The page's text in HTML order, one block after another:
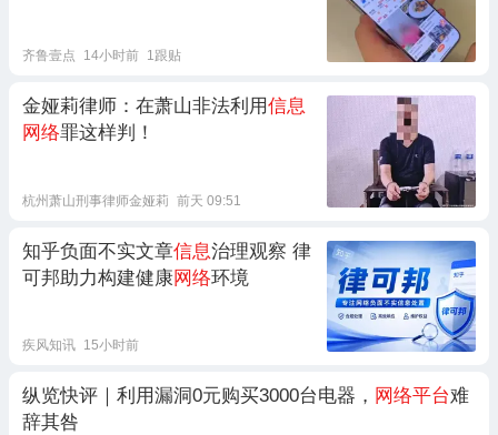
齐鲁壹点 14小时前 1跟贴
金娅莉律师：在萧山非法利用信息
网络罪这样判！
杭州萧山刑事律师金娅莉 前天 09:51
知乎负面不实文章信息治理观察 律
可邦助力构建健康网络环境
疾风知讯 15小时前
纵览快评｜利用漏洞0元购买3000台电器， 网络平台难
辞其咎